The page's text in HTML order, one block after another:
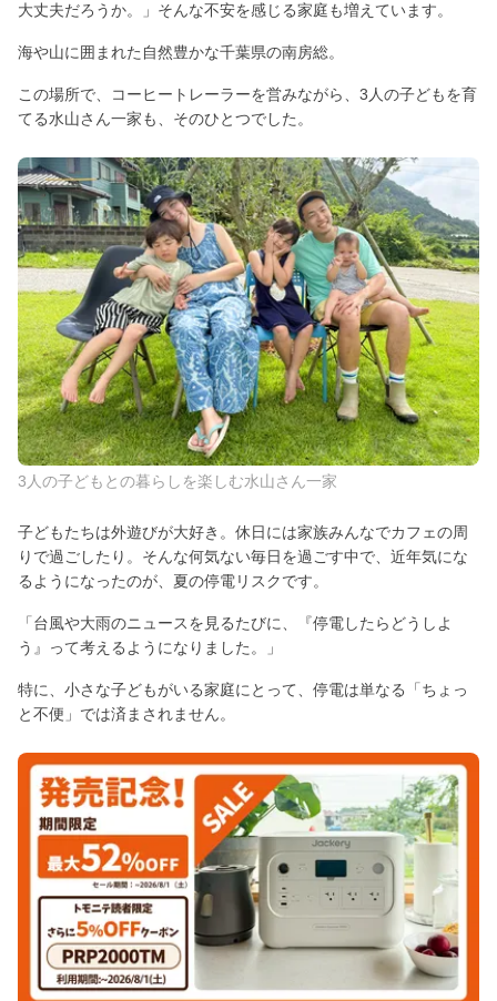
大丈夫だろうか。」そんな不安を感じる家庭も増えています。
海や山に囲まれた自然豊かな千葉県の南房総。
この場所で、コーヒートレーラーを営みながら、3人の子どもを育
てる水山さん一家も、そのひとつでした。
3人の子どもとの暮らしを楽しむ水山さん一家
子どもたちは外遊びが大好き。休日には家族みんなでカフェの周
りで過ごしたり。そんな何気ない毎日を過ごす中で、近年気にな
るようになったのが、夏の停電リスクです。
「台風や大雨のニュースを見るたびに、『停電したらどうしよ
う』って考えるようになりました。」
特に、小さな子どもがいる家庭にとって、停電は単なる「ちょっ
と不便」では済まされません。